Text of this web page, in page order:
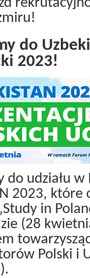
do
2023!
do udziału
2023,
in
(28
Polski i